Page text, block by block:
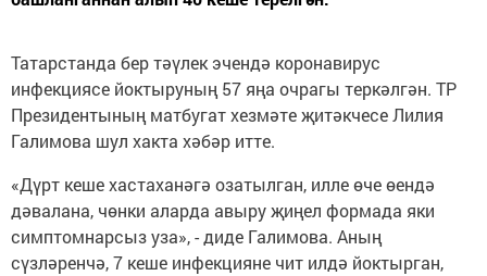
Татарстанда бер тәүлек эчендә коронавирус
инфекциясе йоктыруның 57 яңа очрагы теркәлгән. ТР
Президентының матбугат хезмәте җитәкчесе Лилия
Галимова шул хакта хәбәр итте.
«Дүрт кеше хастаханәгә озатылган, илле өче өендә
дәвалана, чөнки аларда авыру җиңел формада яки
симптомнарсыз уза», - диде Галимова. Аның
сүзләренчә, 7 кеше инфекцияне чит илдә йоктырган,